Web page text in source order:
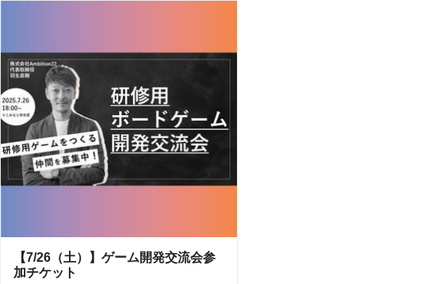
【7/26（土）】ゲーム開発交流会参
加チケット